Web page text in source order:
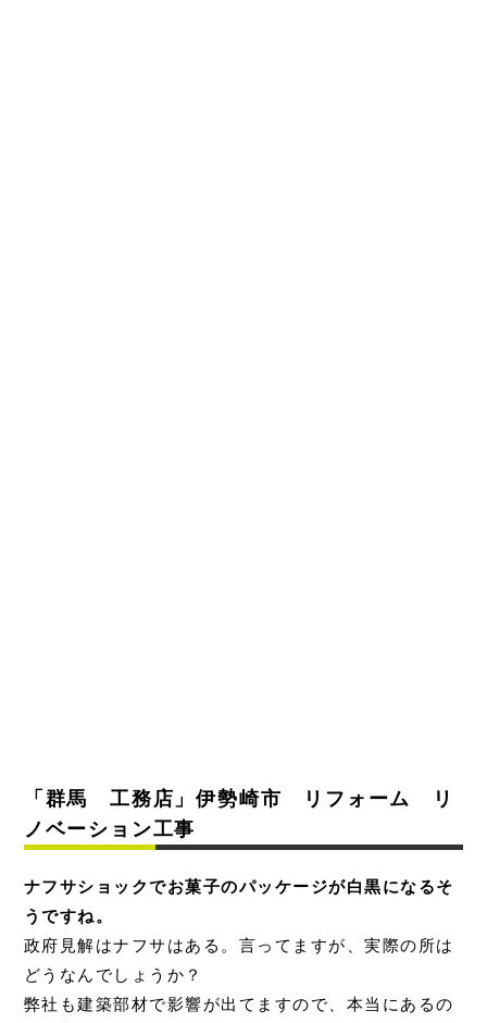
「群馬 工務店」伊勢崎市 リフォーム リ
ノベーション工事
ナフサショックでお菓子のパッケージが白黒になるそ
うですね。
政府見解はナフサはある。言ってますが、実際の所は
どうなんでしょうか？
弊社も建築部材で影響が出てますので、本当にあるの